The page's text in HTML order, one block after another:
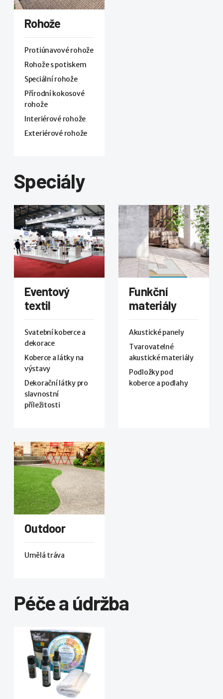
Rohože
Protiúnavové rohože
Rohože s potiskem
Speciální rohože
Přírodní kokosové
rohože
Interiérové rohože
Exteriérové rohože
Speciály
Eventový
textil
Svatební koberce a
dekorace
Koberce a látky na
výstavy
Dekorační látky pro
slavnostní
příležitosti
Funkční
materiály
Akustické panely
Tvarovatelné
akustické materiály
Podložky pod
koberce a podlahy
Outdoor
Umělá tráva
Péče a údržba